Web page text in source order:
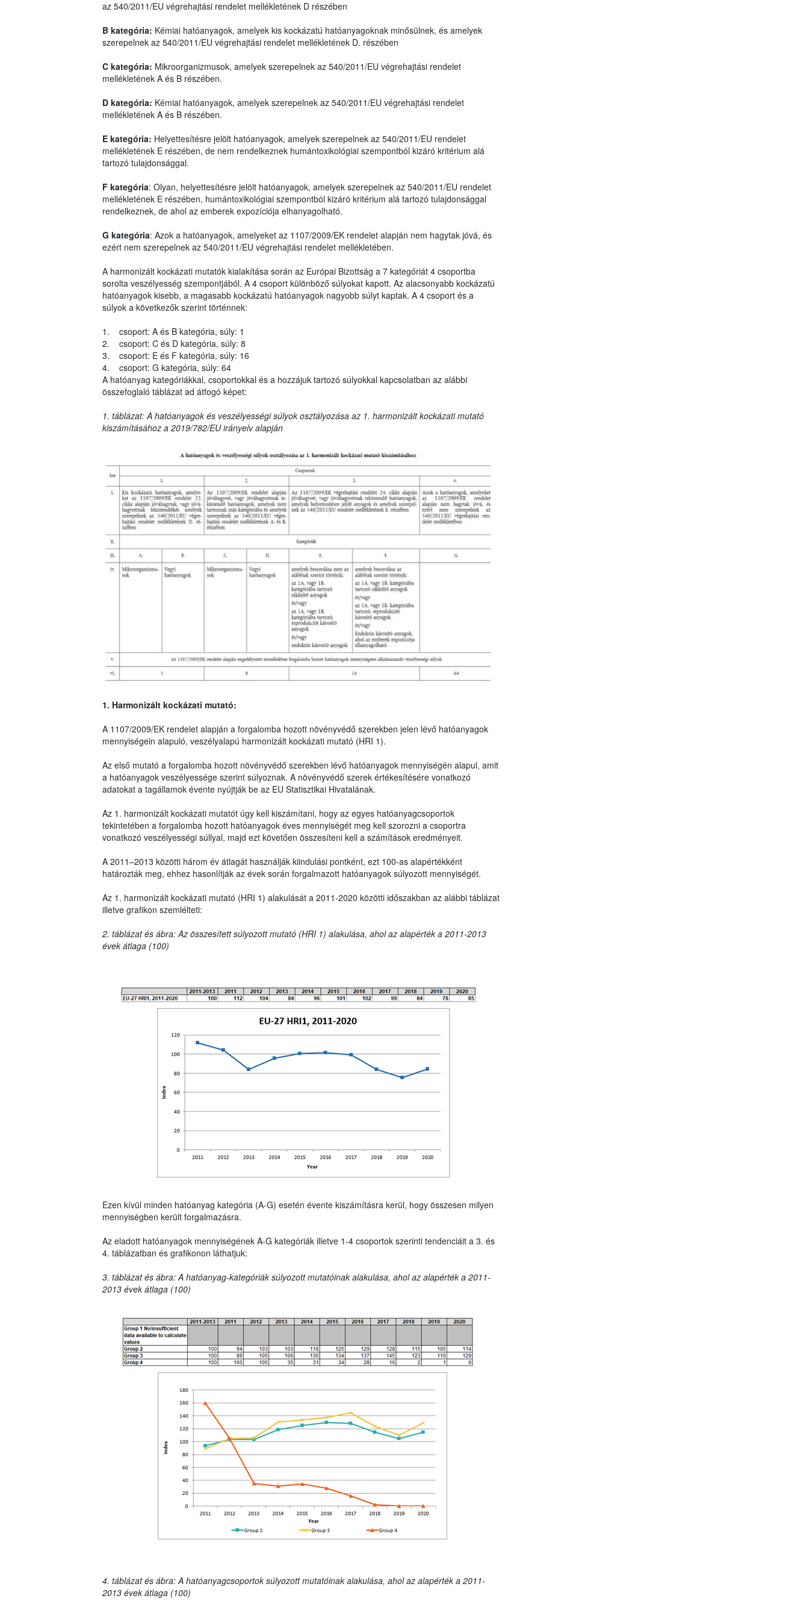
az 540/2011/EU végrehajtási rendelet mellékletének D részében
B kategória: Kémiai hatóanyagok, amelyek kis kockázatú hatóanyagoknak minősülnek, és amelyek
szerepelnek az 540/2011/EU végrehajtási rendelet mellékletének D. részében
C kategória: Mikroorganizmusok, amelyek szerepelnek az 540/2011/EU végrehajtási rendelet
mellékletének A és B részében.
D kategória: Kémiai hatóanyagok, amelyek szerepelnek az 540/2011/EU végrehajtási rendelet
mellékletének A és B részében.
E kategória: Helyettesítésre jelölt hatóanyagok, amelyek szerepelnek az 540/2011/EU rendelet
mellékletének E részében, de nem rendelkeznek humántoxikológiai szempontból kizáró kritérium alá
tartozó tulajdonsággal.
F kategória: Olyan, helyettesítésre jelölt hatóanyagok, amelyek szerepelnek az 540/2011/EU rendelet
mellékletének E részében, humántoxikológiai szempontból kizáró kritérium alá tartozó tulajdonsággal
rendelkeznek, de ahol az emberek expozíciója elhanyagolható.
G kategória: Azok a hatóanyagok, amelyeket az 1107/2009/EK rendelet alapján nem hagytak jóvá, és
ezért nem szerepelnek az 540/2011/EU végrehajtási rendelet mellékletében.
A harmonizált kockázati mutatók kialakítása során az Európai Bizottság a 7 kategóriát 4 csoportba
sorolta veszélyesség szempontjából. A 4 csoport különböző súlyokat kapott. Az alacsonyabb kockázatú
hatóanyagok kisebb, a magasabb kockázatú hatóanyagok nagyobb súlyt kaptak. A 4 csoport és a
súlyok a következők szerint történnek:
1. csoport: A és B kategória, súly: 1
2. csoport: C és D kategória, súly: 8
3. csoport: E és F kategória, súly: 16
4. csoport: G kategória, súly: 64
A hatóanyag kategóriákkal, csoportokkal és a hozzájuk tartozó súlyokkal kapcsolatban az alábbi
összefoglaló táblázat ad átfogó képet:
1. táblázat: A hatóanyagok és veszélyességi súlyok osztályozása az 1. harmonizált kockázati mutató
kiszámításához a 2019/782/EU irányelv alapján
1. Harmonizált kockázati mutató:
A 1107/2009/EK rendelet alapján a forgalomba hozott növényvédő szerekben jelen lévő hatóanyagok
mennyiségein alapuló, veszélyalapú harmonizált kockázati mutató (HRI 1).
Az első mutató a forgalomba hozott növényvédő szerekben lévő hatóanyagok mennyiségén alapul, amit
a hatóanyagok veszélyessége szerint súlyoznak. A növényvédő szerek értékesítésére vonatkozó
adatokat a tagállamok évente nyújtják be az EU Statisztikai Hivatalának.
Az 1. harmonizált kockázati mutatót úgy kell kiszámítani, hogy az egyes hatóanyagcsoportok
tekintetében a forgalomba hozott hatóanyagok éves mennyiségét meg kell szorozni a csoportra
vonatkozó veszélyességi súllyal, majd ezt követően összesíteni kell a számítások eredményeit.
A 2011–2013 közötti három év átlagát használják kiindulási pontként, ezt 100-as alapértékként
határozták meg, ehhez hasonlítják az évek során forgalmazott hatóanyagok súlyozott mennyiségét.
Az 1. harmonizált kockázati mutató (HRI 1) alakulását a 2011-2020 közötti időszakban az alábbi táblázat
illetve grafikon szemlélteti:
2. táblázat és ábra: Az összesített súlyozott mutató (HRI 1) alakulása, ahol az alapérték a 2011-2013
évek átlaga (100)
Ezen kívül minden hatóanyag kategória (A-G) esetén évente kiszámításra kerül, hogy összesen milyen
mennyiségben került forgalmazásra.
Az eladott hatóanyagok mennyiségének A-G kategóriák illetve 1-4 csoportok szerinti tendenciáit a 3. és
4. táblázatban és grafikonon láthatjuk:
3. táblázat és ábra: A hatóanyag-kategóriák súlyozott mutatóinak alakulása, ahol az alapérték a 2011-
2013 évek átlaga (100)
4. táblázat és ábra: A hatóanyagcsoportok súlyozott mutatóinak alakulása, ahol az alapérték a 2011-
2013 évek átlaga (100)